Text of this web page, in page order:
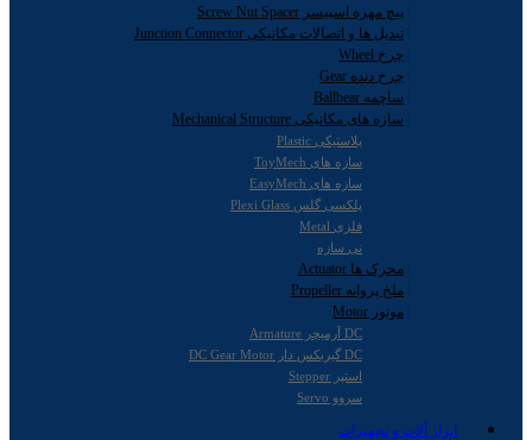
پیچ مهره اسپیسر Screw Nut Spacer
تبدیل ها و اتصالات مکانیکی Junction Connector
چرخ Wheel
چرخ دنده Gear
ساچمه Ballbear
سازه های مکانیکی Mechanical Structure
پلاستیکی Plastic
سازه های ToyMech
سازه های EasyMech
پلکسی گلس Plexi Glass
فلزی Metal
نی سازه
محرک ها Actuator
ملخ پروانه Propeller
موتور Motor
DC آرمیچر Armature
DC گیربکس دار DC Gear Motor
استپر Stepper
سروو Servo
ابزار آلات و تجهیزات